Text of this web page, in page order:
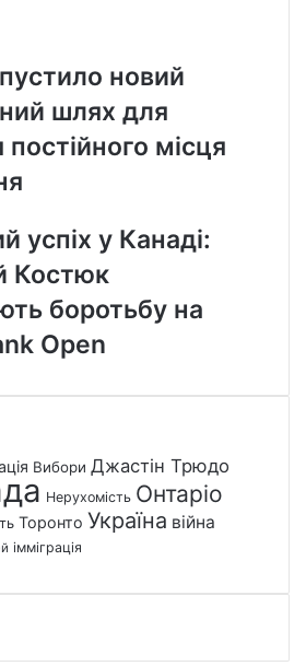
новий
шлях для
місця
успіх у Канаді:
Костюк
боротьбу на
Open
Вибори Джастін Трюдо
Нерухомість Онтаріо
Торонто Україна війна
імміграція